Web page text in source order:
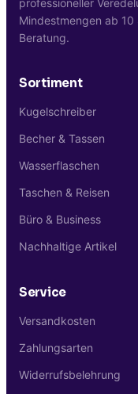
professioneller
Mindestmengen ab
Beratung.
Sortiment
Kugelschreiber
Becher & Tassen
Wasserflaschen
Taschen & Reisen
Büro & Business
Nachhaltige Artikel
Service
Versandkosten
Zahlungsarten
Widerrufsbelehrung